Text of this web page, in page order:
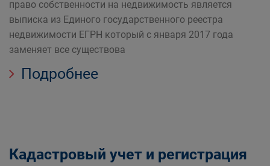
право собственности на недвижимость является
выписка из Единого государственного реестра
недвижимости ЕГРН который с января 2017 года
заменяет все существова
Подробнее
Кадастровый учет и регистрация